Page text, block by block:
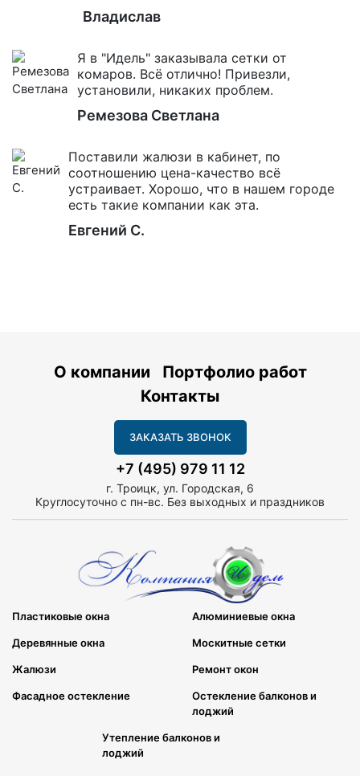
Владислав
Я в "Идель" заказывала сетки от
комаров. Всё отлично! Привезли,
установили, никаких проблем.
Ремезова Светлана
Поставили жалюзи в кабинет, по
соотношению цена-качество всё
устраивает. Хорошо, что в нашем городе
есть такие компании как эта.
Евгений С.
О компании
Портфолио работ
Контакты
ЗАКАЗАТЬ ЗВОНОК
+7 (495) 979 11 12
г. Троицк, ул. Городская, 6
Круглосуточно с пн-вс. Без выходных и праздников
Пластиковые окна Алюминиевые окна
Деревянные окна Москитные сетки
Жалюзи Ремонт окон
Фасадное остекление
Остекление балконов и
лоджий
Утепление балконов и
лоджий